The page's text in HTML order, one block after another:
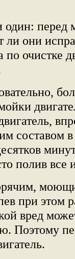
один: перед
они
очистке
составом в
полив все
при этом
вред
Поэтому